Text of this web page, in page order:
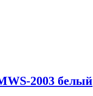
2003 белый